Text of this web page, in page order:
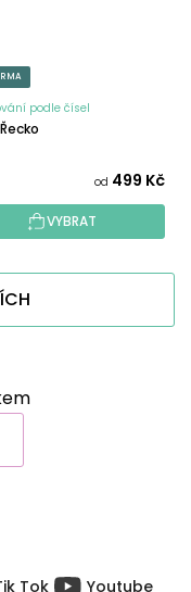
podle čísel
od 499 Kč
VYBRAT
Tok Youtube